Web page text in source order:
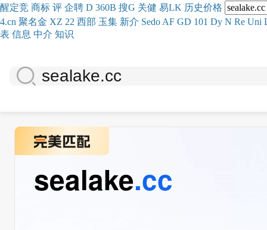
醒定竞 商标 评 企聘 D 360B 搜G 关健 易LK 历史价格
4.cn 聚名金 XZ 22 西部 玉集 新介 Sedo AF GD 101 Dy N Re Uni
表 信息 中介 知识